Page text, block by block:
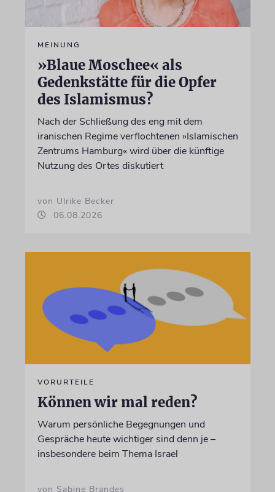
MEINUNG
»Blaue Moschee« als
Gedenkstätte für die Opfer
des Islamismus?
Nach der Schließung des eng mit dem
iranischen Regime verflochtenen »Islamischen
Zentrums Hamburg« wird über die künftige
Nutzung des Ortes diskutiert
von Ulrike Becker
06.08.2026
VORURTEILE
Können wir mal reden?
Warum persönliche Begegnungen und
Gespräche heute wichtiger sind denn je –
insbesondere beim Thema Israel
von Sabine Brandes